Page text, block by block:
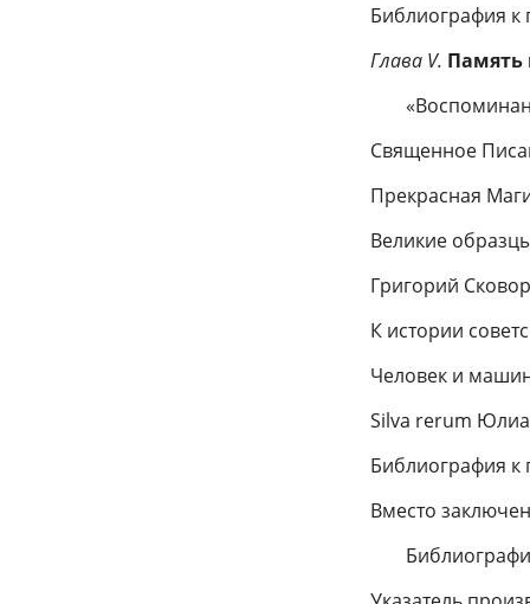
Библиография к
Глава V. Память
Священное
Прекрасная
Великие
Григорий
К истории
Человек и
Silva rerum
Библиография к
Вместо